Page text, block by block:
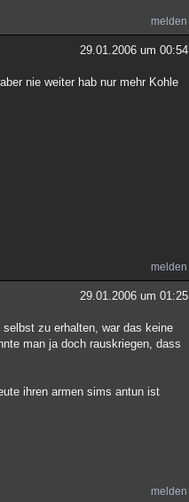
melden
29.01.2006 um 00:54
nie weiter hab nur mehr Kohle
melden
29.01.2006 um 01:25
zu erhalten, war das keine
man ja doch rauskriegen, dass
ihren armen sims antun ist
melden